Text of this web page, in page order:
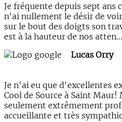
Je fréquente depuis sept ans
n'ai nullement le désir de
sur le bout des doigts son
est à la hauteur de nos atten...
Lucas Orry
Je n'ai eu que d'excellentes
Cool de Source à Saint
seulement extrêmement
accueillante et très